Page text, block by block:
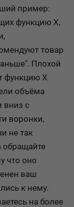
пример:
функцию X,
товар
Плохой
функцию X
объёма
вниз с
воронки,
не так
обращайте
что оно
ваш
к нему.
на более